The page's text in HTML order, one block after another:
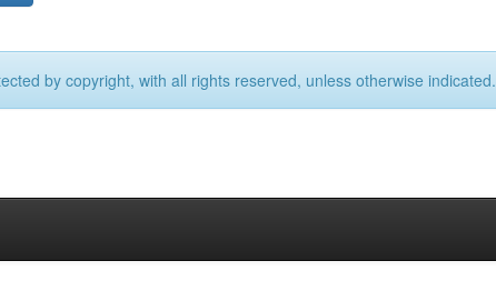
by copyright, with all rights reserved, unless otherwise indicated.